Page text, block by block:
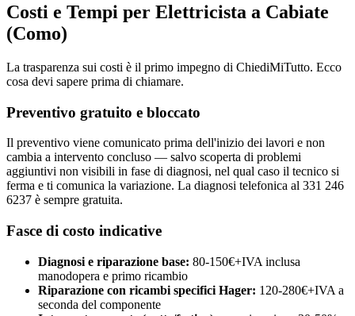
Costi e Tempi per Elettricista a Cabiate
(Como)
La trasparenza sui costi è il primo impegno di ChiediMiTutto. Ecco
cosa devi sapere prima di chiamare.
Preventivo gratuito e bloccato
Il preventivo viene comunicato prima dell'inizio dei lavori e non
cambia a intervento concluso — salvo scoperta di problemi
aggiuntivi non visibili in fase di diagnosi, nel qual caso il tecnico si
ferma e ti comunica la variazione. La diagnosi telefonica al 331 246
6237 è sempre gratuita.
Fasce di costo indicative
Diagnosi e riparazione base: 80-150€+IVA inclusa
manodopera e primo ricambio
Riparazione con ricambi specifici Hager: 120-280€+IVA a
seconda del componente